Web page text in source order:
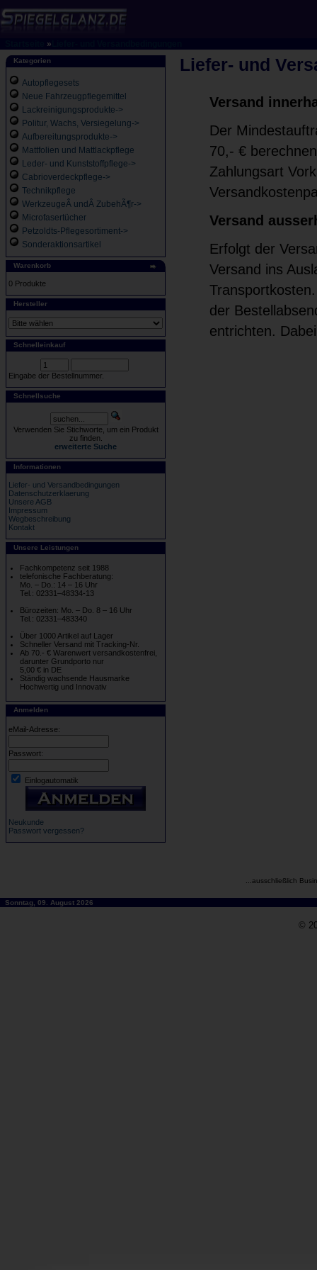
»
Kategorien
Autopflegesets
Neue Fahrzeugpflegemittel
Lackreinigungsprodukte->
Politur, Wachs, Versiegelung->
Aufbereitungsprodukte->
Mattfolien und Mattlackpflege
Leder- und Kunststoffpflege->
Cabrioverdeckpflege->
Technikpflege
WerkzeugeÂ undÂ ZubehÃ¶r->
Microfasertücher
Petzoldts-Pflegesortiment->
Sonderaktionsartikel
Warenkorb
0 Produkte
Hersteller
Schnelleinkauf
Eingabe der Bestellnummer.
Schnellsuche
Verwenden Sie Stichworte, um ein Produkt
zu finden.
erweiterte Suche
Informationen
Liefer- und Versandbedingungen
Datenschutzerklaerung
Unsere AGB
Impressum
Wegbeschreibung
Kontakt
Unsere Leistungen
Fachkompetenz seit 1988
telefonische Fachberatung:
Mo. – Do.: 14 – 16 Uhr
Tel.: 02331–48334-13
Bürozeiten: Mo. – Do. 8 – 16 Uhr
Tel.: 02331–483340
Über 1000 Artikel auf Lager
Schneller Versand mit Tracking-Nr.
Ab 70.- € Warenwert versandkostenfrei,
darunter Grundporto nur
5,00 € in DE
Ständig wachsende Hausmarke
Hochwertig und Innovativ
Anmelden
eMail-Adresse:
Passwort:
Einlogautomatik
Neukunde
Passwort vergessen?
Liefer- und
Versand
Der
70,- €
Zahlungsart
Versand
Erfolgt der
Versand ins
der
entrichten.
...ausschließlich
Sonntag, 09. August 2026
©